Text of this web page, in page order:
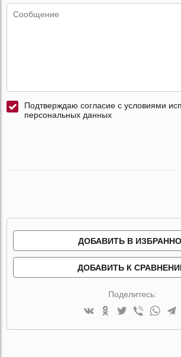
Подтверждаю согласие с условиями
персональных данных
ДОБАВИТЬ В
ДОБАВИТЬ К
Поделитесь: